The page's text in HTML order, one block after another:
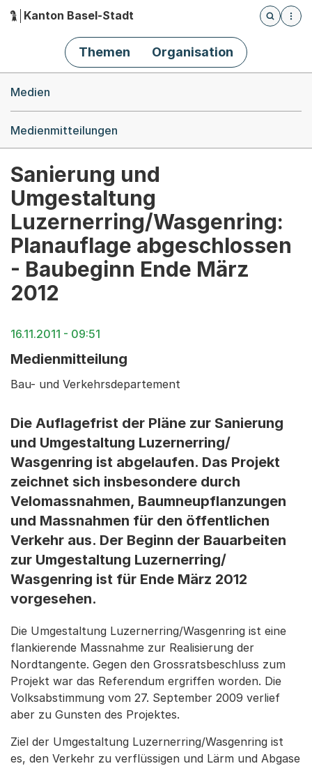
Hauptnavigation
Kanton Basel-Stadt
Öffnet
Themen Organisation
Medien
Medienmitteilungen
Sanierung und
Umgestaltung
Luzernerring/Wasgenring:
Planauflage abgeschlossen
- Baubeginn Ende März
2012
16.11.2011 - 09:51
Medienmitteilung
Bau- und Verkehrsdepartement
Die Auflagefrist der Pläne zur Sanierung
und Umgestaltung Luzernerring/
Wasgenring ist abgelaufen. Das Projekt
zeichnet sich insbesondere durch
Velomassnahmen, Baumneupflanzungen
und Massnahmen für den öffentlichen
Verkehr aus. Der Beginn der Bauarbeiten
zur Umgestaltung Luzernerring/
Wasgenring ist für Ende März 2012
vorgesehen.
Die Umgestaltung Luzernerring/Wasgenring ist eine
flankierende Massnahme zur Realisierung der
Nordtangente. Gegen den Grossratsbeschluss zum
Projekt war das Referendum ergriffen worden. Die
Volksabstimmung vom 27. September 2009 verlief
aber zu Gunsten des Projektes.
Ziel der Umgestaltung Luzernerring/Wasgenring ist
es, den Verkehr zu verflüssigen und Lärm und Abgase